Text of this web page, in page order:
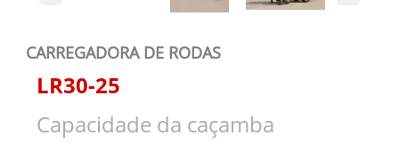
CARREGADORA DE RODAS
LR30-25
Capacidade da caçamba